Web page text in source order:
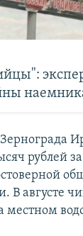
рублей за
В августе
местном